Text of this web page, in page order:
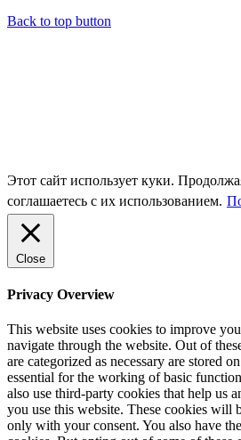
Back to top button
Этот сайт использует куки.
соглашаетесь с их использованием.
Close
Privacy Overview
This website uses cookies to improve
navigate through the website. Out of
are categorized as necessary are stored
essential for the working of basic
also use third-party cookies that help us
you use this website. These cookies will
only with your consent. You also have